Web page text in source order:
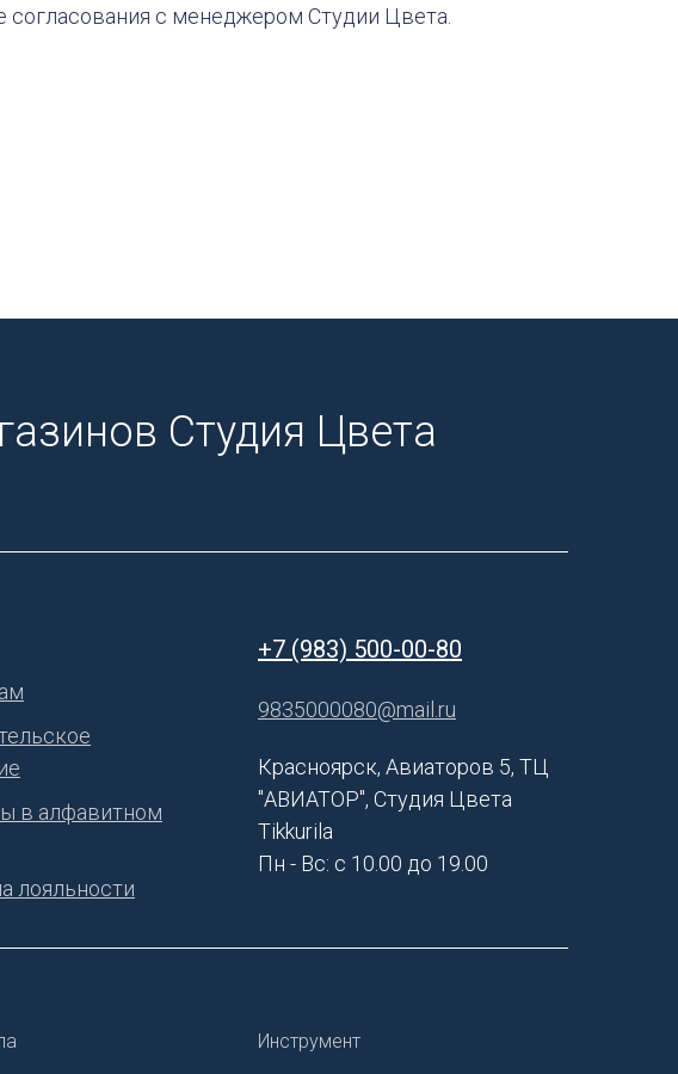
согласования с менеджером Студии Цвета.
Студия Цвета
в алфавитном
лояльности
+7 (983) 500-00-80
9835000080@mail.ru
Красноярск, Авиаторов 5, ТЦ
"АВИАТОР", Студия Цвета
Tikkurila
Пн - Вс: с 10.00 до 19.00
Инструмент